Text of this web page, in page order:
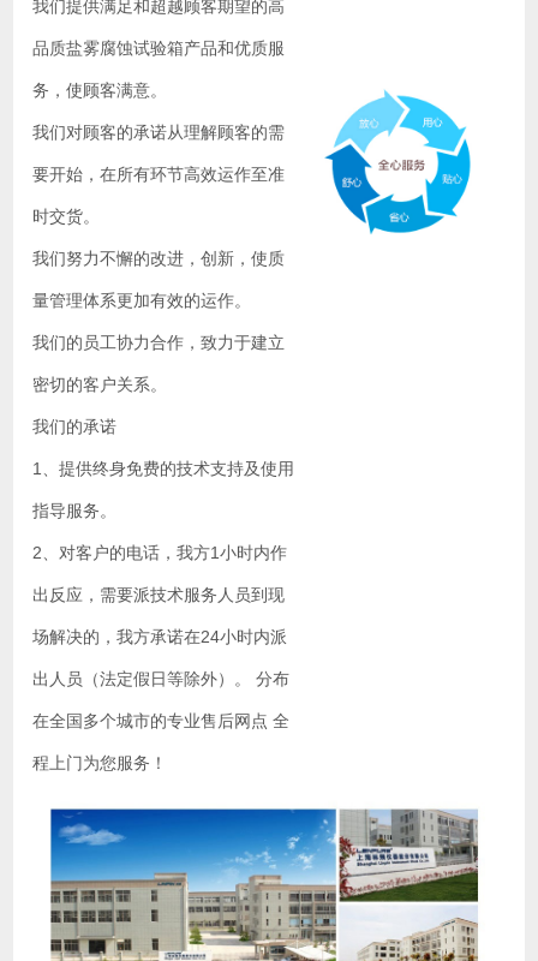
我们提供满足和超越顾客期望的高
品质盐雾腐蚀试验箱产品和优质服
务，使顾客满意。
我们对顾客的承诺从理解顾客的需
要开始，在所有环节高效运作至准
时交货。
我们努力不懈的改进，创新，使质
量管理体系更加有效的运作。
我们的员工协力合作，致力于建立
密切的客户关系。
我们的承诺
1、提供终身免费的技术支持及使用
指导服务。
2、对客户的电话，我方1小时内作
出反应，需要派技术服务人员到现
场解决的，我方承诺在24小时内派
出人员（法定假日等除外）。 分布
在全国多个城市的专业售后网点 全
程上门为您服务！